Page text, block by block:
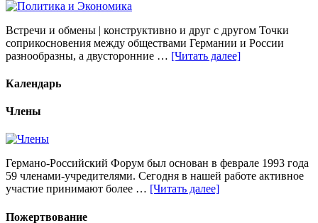
Встречи и обмены | конструктивно и друг с другом Точки
соприкосновения между обществами Германии и России
разнообразны, а двусторонние … [Читать далее]
Календарь
Члены
Германо-Российский Форум был основан в феврале 1993 года
59 членами-учредителями. Сегодня в нашей работе активное
участие принимают более … [Читать далее]
Пожертвование